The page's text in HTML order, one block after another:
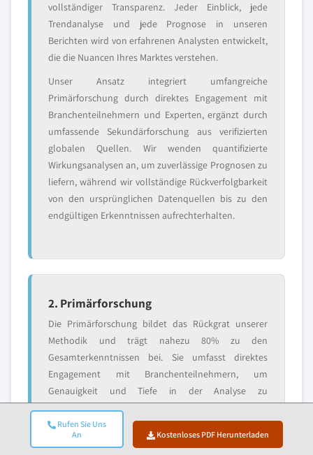
Rufen Sie Uns
An
Kostenloses PDF Herunterladen
vollständiger Transparenz. Jeder Einblick, jede
Trendanalyse und jede Prognose in unseren
Berichten wird von erfahrenen Analysten entwickelt,
die die Nuancen Ihres Marktes verstehen.
Unser Ansatz integriert umfangreiche
Primärforschung durch direktes Engagement mit
Branchenteilnehmern und Experten, ergänzt durch
umfassende Sekundärforschung aus verifizierten
globalen Quellen. Wir wenden quantifizierte
Wirkungsanalysen an, um zuverlässige Prognosen zu
liefern, während wir vollständige Rückverfolgbarkeit
von den ursprünglichen Datenquellen bis zu den
endgültigen Erkenntnissen aufrechterhalten.
2. Primärforschung
Die Primärforschung bildet das Rückgrat unserer
Methodik und trägt nahezu 80% zu den
Gesamterkenntnissen bei. Sie umfasst direktes
Engagement mit Branchenteilnehmern, um
Genauigkeit und Tiefe in der Analyse zu
gewährleisten. Unser strukturiertes
Interviewprogramm deckt regionale und globale
Märkte ab, mit Beiträgen von Führungskräften,